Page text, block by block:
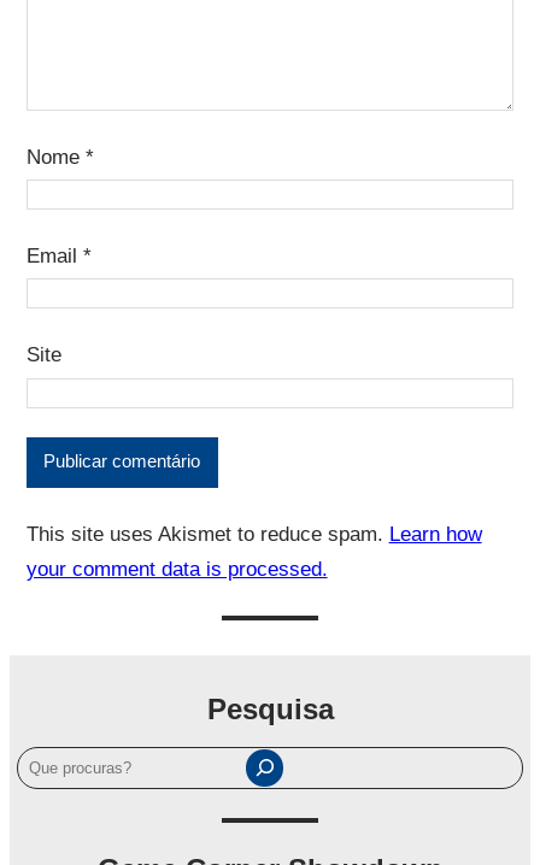
Nome *
Email *
Site
This site uses Akismet to reduce spam. Learn how
your comment data is processed.
Pesquisa
P
e